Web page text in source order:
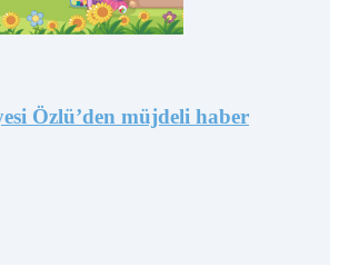
Özlü’den müjdeli haber